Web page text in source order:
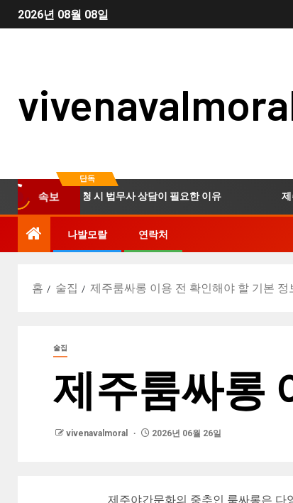
2026년 08월 08일
단독
속보
산개인회생 신청 시 법무사 상담이 필요한 이유 제
나발모랄 연락처
홈 술집 제주룸싸롱 이용 전 확인해야 할 기본 정
술집
제주룸싸롱
vivenavalmoral 2026년 06월 26일
제주야간문화의 중추인 룸싸롱은 다